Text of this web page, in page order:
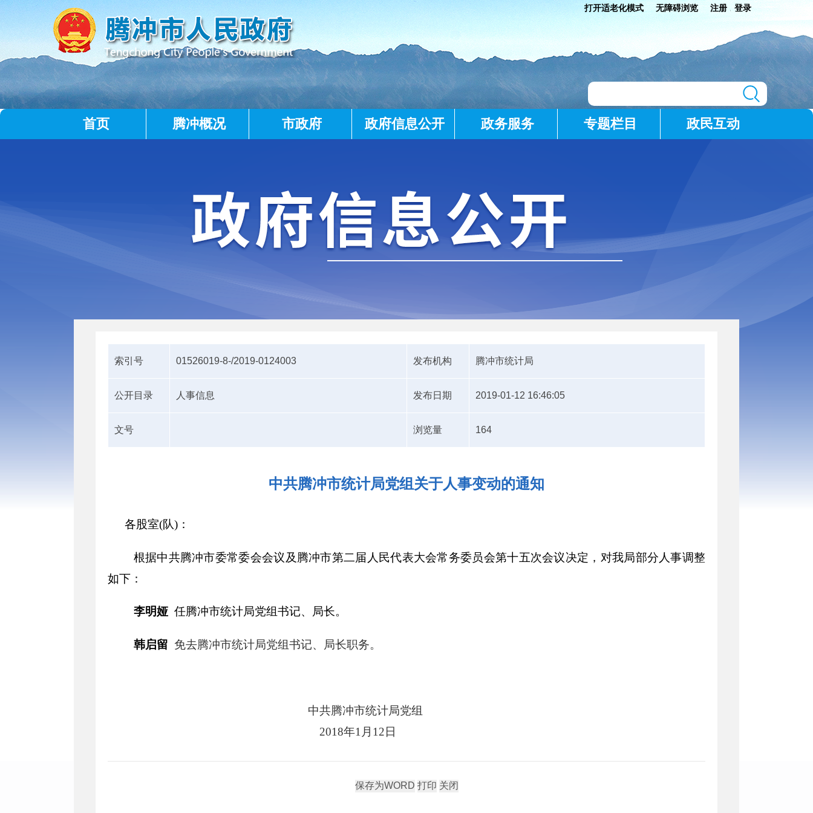
打开适老化模式 无障碍浏览 注册 登录
首页 腾冲概况 市政府 政府信息公开 政务服务 专题栏目 政民互动
索引号 01526019-8-/2019-0124003 发布机构 腾冲市统计局
公开目录 人事信息 发布日期 2019-01-12 16:46:05
文号 浏览量 164
中共腾冲市统计局党组关于人事变动的通知
各股室(队)：
根据中共腾冲市委常委会会议及 腾冲市第二届人民代表大会常务委员会第十五次会议决定，对我局部分人事调整
如下：
李明娅 任腾冲市统计局党组书记、局长。
韩启留 免去腾冲市统计局党组书记、局长职务。
中共腾冲市统计局党组
2018年1 月 12日